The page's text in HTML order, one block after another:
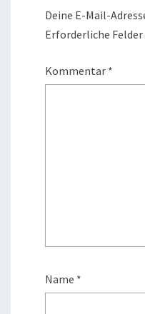
Deine E-Mail-
Erforderliche
Kommentar *
Name *